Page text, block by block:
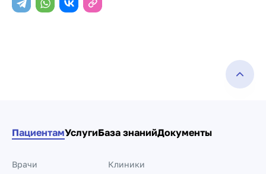
ПациентамУслугиБаза знанийДокументы
Врачи Клиники